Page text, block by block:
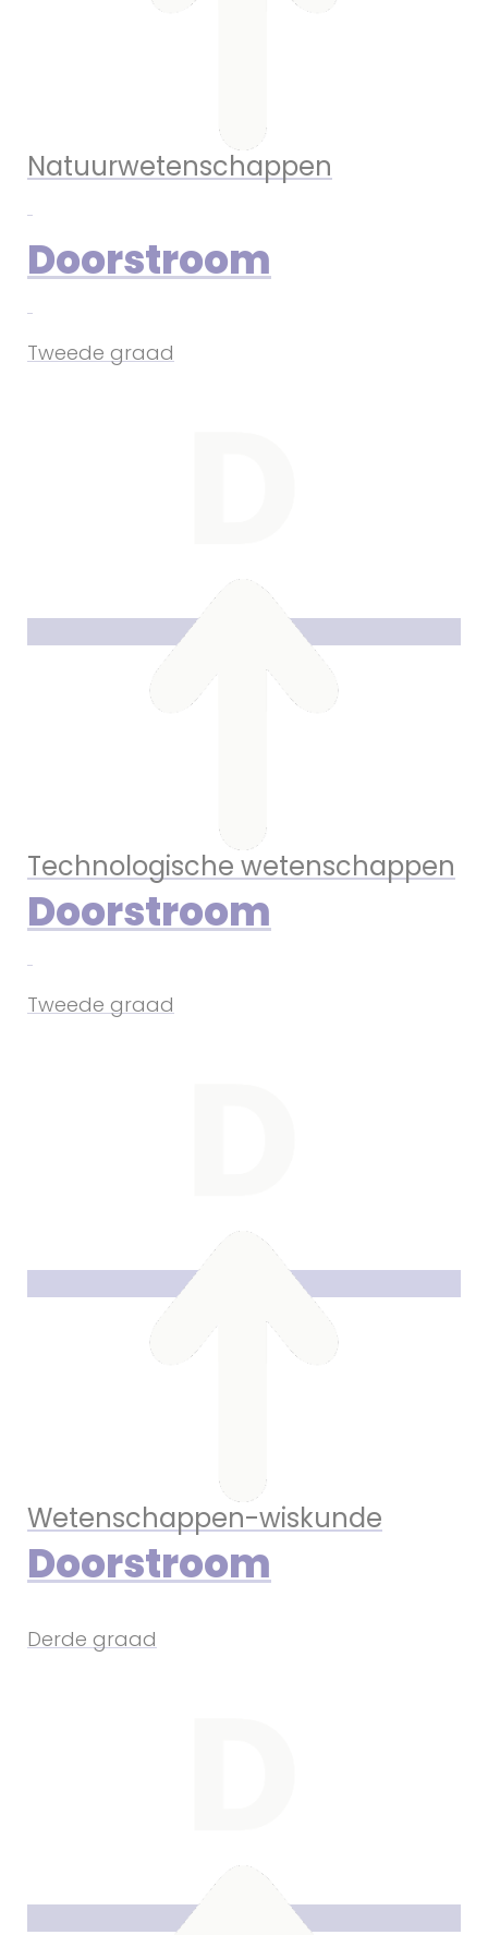
Natuurwetenschappen
Doorstroom
Tweede graad
Technologische wetenschappen
Doorstroom
Tweede graad
Wetenschappen-wiskunde
Doorstroom
Derde graad